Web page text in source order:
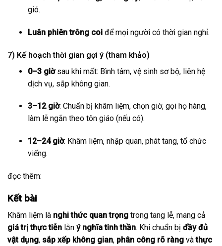
gió.
Luân phiên trông coiđể mọi người có thời gian nghỉ.
7) Kế hoạch thời gian gợi ý (tham khảo)
0–3 giờsau khi mất: Bình tâm, vệ sinh sơ bộ, liên hệ
dịch vụ, sắp không gian.
3–12 giờ: Chuẩn bị khâm liệm, chọn giờ, gọi họ hàng,
làm lễ ngắn theo tôn giáo (nếu có).
12–24 giờ: Khâm liệm, nhập quan, phát tang, tổ chức
viếng.
đọc thêm:
Kết bài
Khâm liệm là nghi thức quan trọng trong tang lễ, mang cả
giá trị thực tiễn lẫn ý nghĩa tinh thần. Khi chuẩn bị đầy đủ
vật dụng, sắp xếp không gian, phân công rõ ràng vàthực